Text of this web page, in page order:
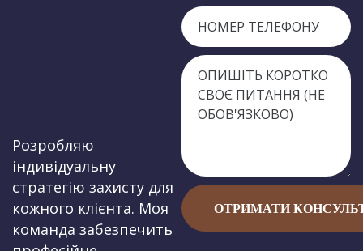
Розробляю
індивідуальну
стратегію захисту для
кожного клієнта. Моя
команда забезпечить